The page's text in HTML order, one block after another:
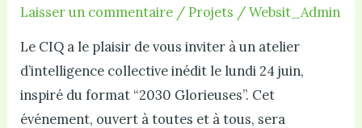
Laisser un commentaire / Projets /Websit_Admin
Le CIQ a le plaisir de vous inviter à un atelier
d’intelligence collective inédit le lundi 24 juin,
inspiré du format “2030 Glorieuses”. Cet
événement, ouvert à toutes et à tous, sera